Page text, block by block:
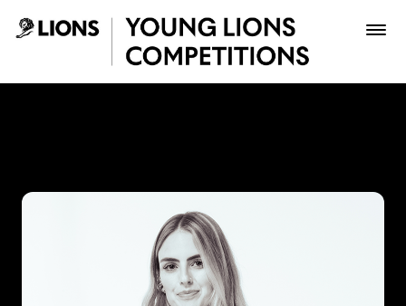
Saltar al contenido principal
Inscribir